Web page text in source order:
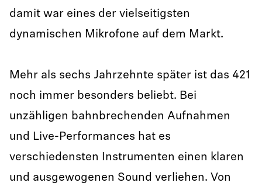
damit war eines der vielseitigsten
dynamischen Mikrofone auf dem Markt.
Mehr als sechs Jahrzehnte später ist das 421
noch immer besonders beliebt. Bei
unzähligen bahnbrechenden Aufnahmen
und Live-Performances hat es
verschiedensten Instrumenten einen klaren
und ausgewogenen Sound verliehen. Von